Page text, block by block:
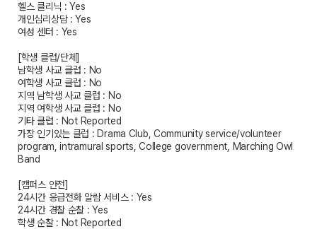
헬스 클리닉 : Yes
개인심리상담 : Yes
여성 센터 : Yes
[학생 클럽/단체]
남학생 사교 클럽 : No
여학생 사교 클럽 : No
지역 남학생 사교 클럽 : No
지역 여학생 사교 클럽 : No
기타 클럽 : Not Reported
가장 인기있는 클럽 : Drama Club, Community service/volunteer
program, intramural sports, College government, Marching Owl
Band
[캠퍼스 안전]
24시간 응급전화 알람 서비스 : Yes
24시간 경찰 순찰 : Yes
학생 순찰 : Not Reported